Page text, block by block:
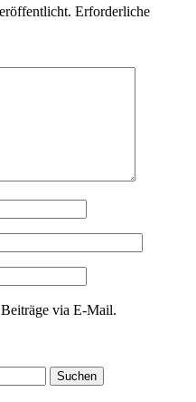
Erforderliche
via E-Mail.